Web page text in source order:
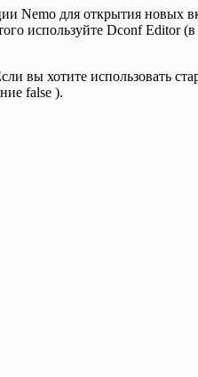
Nemo для открытия новых
используйте Dconf Editor (в
хотите использовать
false ).